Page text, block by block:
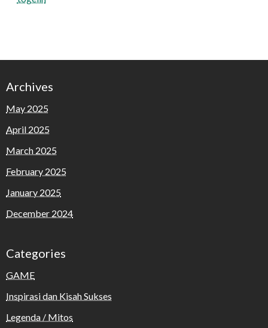
Archives
May 2025
April 2025
March 2025
February 2025
January 2025
December 2024
Categories
GAME
Inspirasi dan Kisah Sukses
Legenda / Mitos